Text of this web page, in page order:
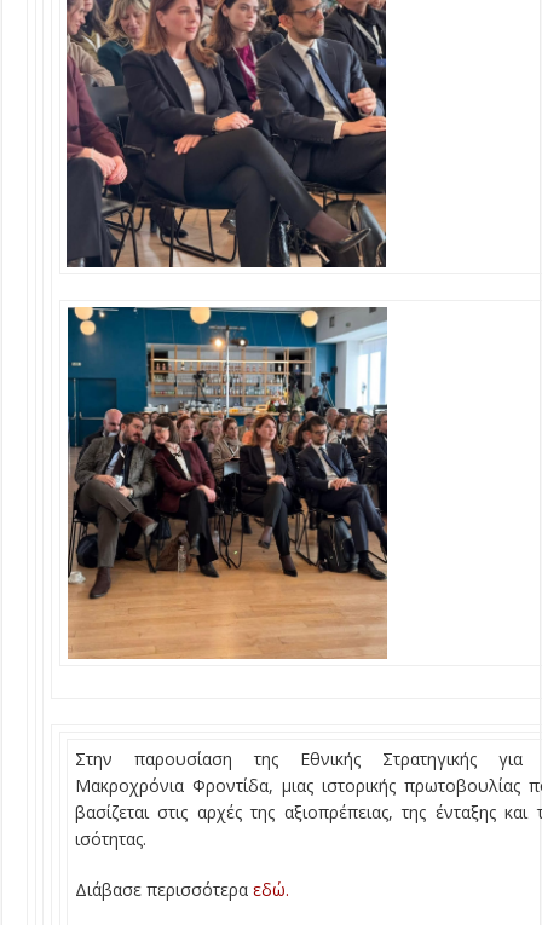
Στην παρουσίαση της Εθνικής Στρατηγικής για
Μακροχρόνια Φροντίδα, μιας ιστορικής πρωτοβουλίας
βασίζεται στις αρχές της αξιοπρέπειας, της ένταξης και
ισότητας.
Διάβασε περισσότερα εδώ.